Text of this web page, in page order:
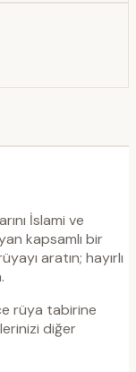
İslami ve
kapsamlı bir
aratın; hayırlı
rüya tabirine
diğer